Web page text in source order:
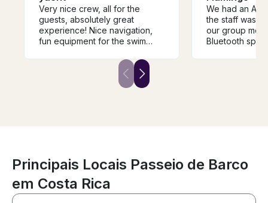
Very nice crew, all for the
guests, absolutely great
experience! Nice navigation,
fun equipment for the swim
snacks, lots of refreshments,
We had an
the staff was
our group
Bluetooth
Principais Locais Passeio de Barco
em Costa Rica